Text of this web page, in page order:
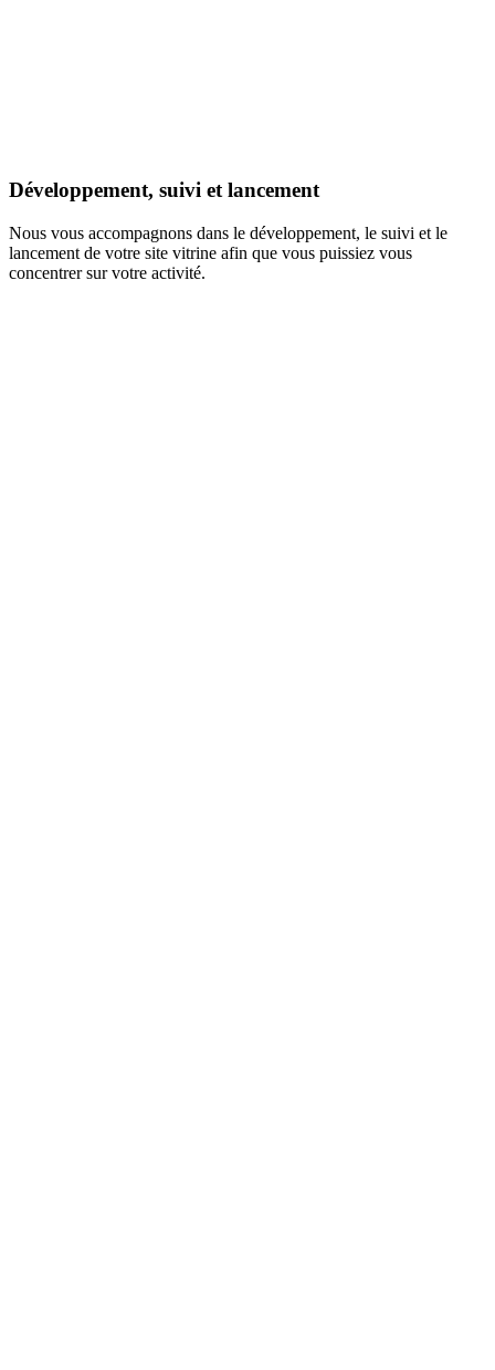
Développement, suivi et lancement
Nous vous accompagnons dans le développement, le suivi et le
lancement de votre site vitrine afin que vous puissiez vous
concentrer sur votre activité.